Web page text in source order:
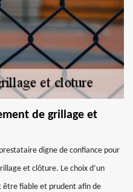
de grillage et
digne de confiance pour
et clôture. Le choix d’un
fiable et prudent afin de